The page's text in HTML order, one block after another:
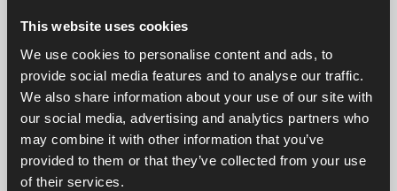
This website uses cookies
We use cookies to personalise content and ads, to
provide social media features and to analyse our traffic.
We also share information about your use of our site with
our social media, advertising and analytics partners who
may combine it with other information that you’ve
provided to them or that they’ve collected from your use
of their services.
Related products